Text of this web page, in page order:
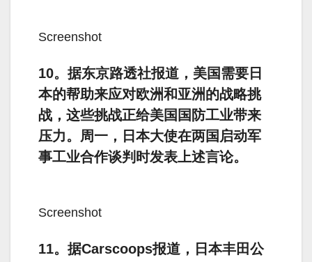
Screenshot
10。据东京路透社报道，美国需要日
本的帮助来应对欧洲和亚洲的战略挑
战，这些挑战正给美国国防工业带来
压力。周一，日本大使在两国启动军
事工业合作谈判时发表上述言论。
Screenshot
11。据Carscoops报道，日本丰田公